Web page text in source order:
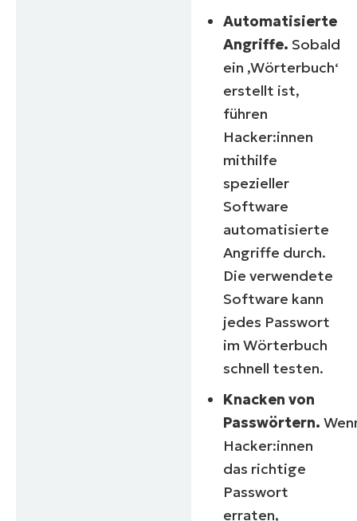
Automatisierte
Angriffe. Sobald
ein ‚Wörterbuch‘
erstellt ist,
führen
Hacker:innen
mithilfe
spezieller
Software
automatisierte
Angriffe durch.
Die verwendete
Software kann
jedes Passwort
im Wörterbuch
schnell testen.
Knacken von
Passwörtern.
Hacker:innen
das richtige
Passwort
erraten,